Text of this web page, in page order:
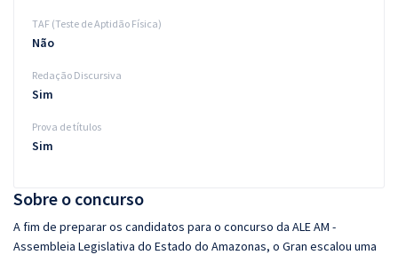
Sobre o concurso
A fim de preparar os candidatos para o concurso da ALE AM -
Assembleia Legislativa do Estado do Amazonas, o Gran escalou uma
TAF (Teste de Aptidão Física)
Não
Redação Discursiva
Sim
Prova de títulos
Sim